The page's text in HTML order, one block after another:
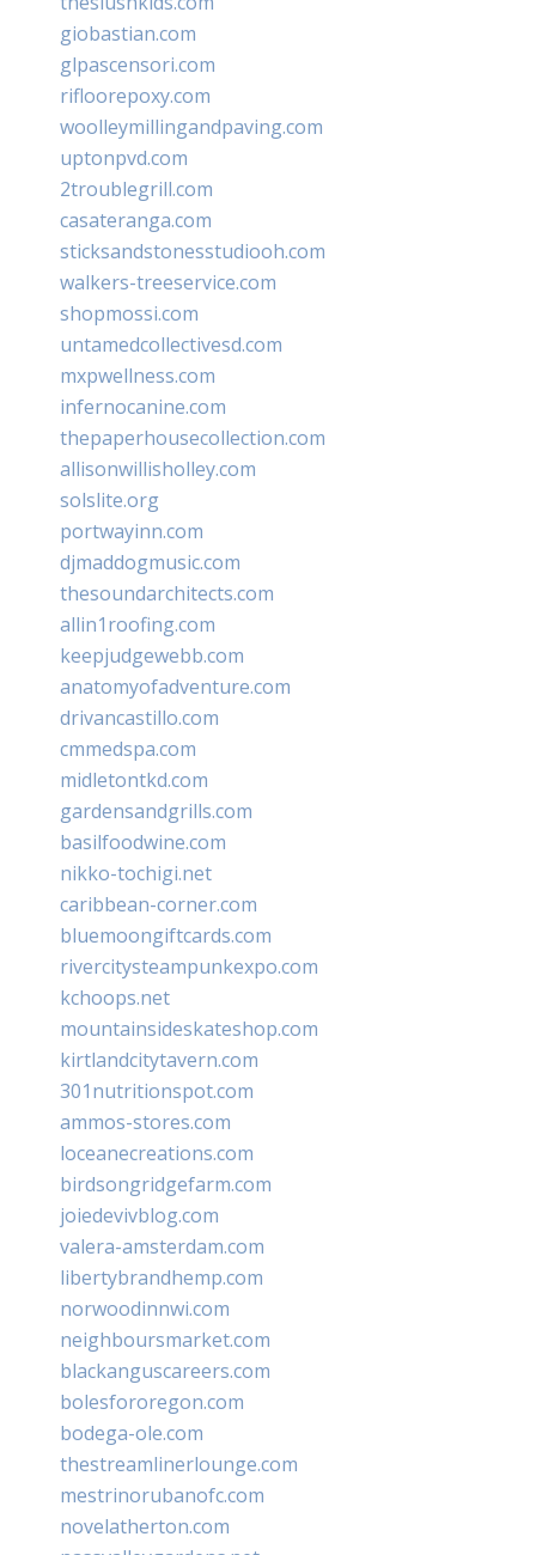
giobastian.com
glpascensori.com
rifloorepoxy.com
woolleymillingandpaving.com
uptonpvd.com
2troublegrill.com
casateranga.com
sticksandstonesstudiooh.com
walkers-treeservice.com
shopmossi.com
untamedcollectivesd.com
mxpwellness.com
infernocanine.com
thepaperhousecollection.com
allisonwillisholley.com
solslite.org
portwayinn.com
djmaddogmusic.com
thesoundarchitects.com
allin1roofing.com
keepjudgewebb.com
anatomyofadventure.com
drivancastillo.com
cmmedspa.com
midletontkd.com
gardensandgrills.com
basilfoodwine.com
nikko-tochigi.net
caribbean-corner.com
bluemoongiftcards.com
rivercitysteampunkexpo.com
kchoops.net
mountainsideskateshop.com
kirtlandcitytavern.com
301nutritionspot.com
ammos-stores.com
loceanecreations.com
birdsongridgefarm.com
joiedevivblog.com
valera-amsterdam.com
libertybrandhemp.com
norwoodinnwi.com
neighboursmarket.com
blackanguscareers.com
bolesfororegon.com
bodega-ole.com
thestreamlinerlounge.com
mestrinorubanofc.com
novelatherton.com